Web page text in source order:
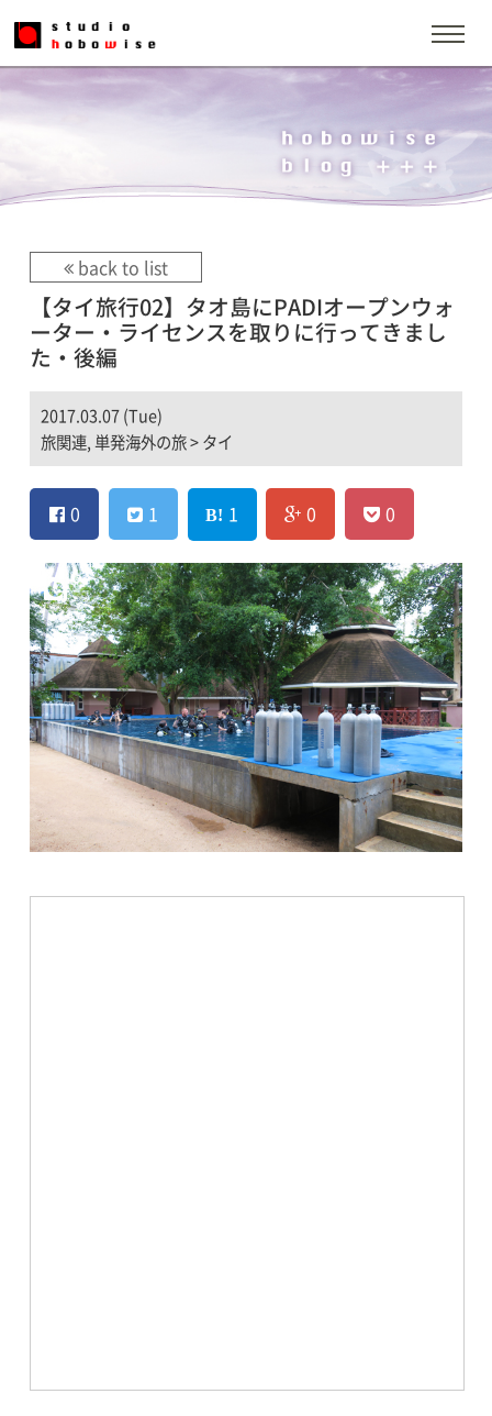
back to list
【タイ旅行02】タオ島にPADIオープンウォ
ーター・ライセンスを取りに行ってきまし
た・後編
2017.03.07 (Tue)
旅関連,単発海外の旅>タイ
0 1 1 0 0